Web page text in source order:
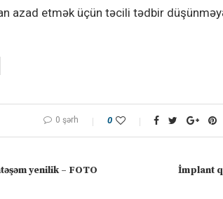
azad etmək üçün təcili tədbir
0 şərh 0
yenilik – FOTO
İmplant